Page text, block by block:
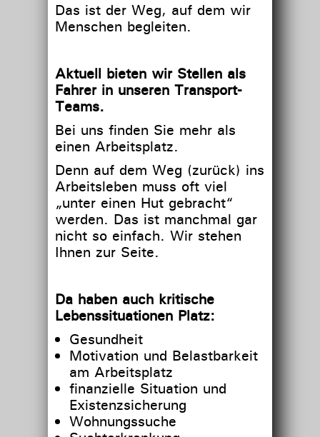
Das ist der Weg, auf dem wir
Menschen begleiten.
Aktuell bieten wir Stellen als
Fahrer in unseren Transport-
Teams.
Bei uns finden Sie mehr als
einen Arbeitsplatz.
Denn auf dem Weg (zurück) ins
Arbeitsleben muss oft viel
„unter einen Hut gebracht“
werden. Das ist manchmal gar
nicht so einfach. Wir stehen
Ihnen zur Seite.
Da haben auch kritische
Lebenssituationen Platz:
Gesundheit
Motivation und Belastbarkeit
am Arbeitsplatz
finanzielle Situation und
Existenzsicherung
Wohnungssuche